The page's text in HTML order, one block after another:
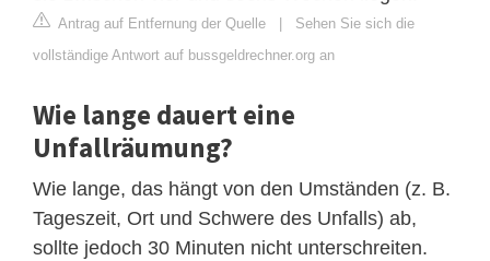
Antrag auf Entfernung der Quelle
Sehen Sie sich die
vollständige Antwort auf bussgeldrechner.org an
Wie lange dauert eine
Unfallräumung?
Wie lange, das hängt von den Umständen (z. B.
Tageszeit, Ort und Schwere des Unfalls) ab,
sollte jedoch 30 Minuten nicht unterschreiten.